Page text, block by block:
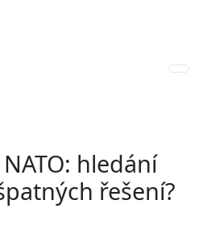
hledání
řešení?